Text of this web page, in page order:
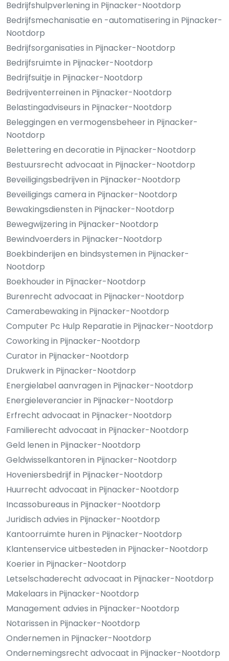
Bedrijfshulpverlening in Pijnacker-Nootdorp
Bedrijfsmechanisatie en -automatisering in Pijnacker-
Nootdorp
Bedrijfsorganisaties in Pijnacker-Nootdorp
Bedrijfsruimte in Pijnacker-Nootdorp
Bedrijfsuitje in Pijnacker-Nootdorp
Bedrijventerreinen in Pijnacker-Nootdorp
Belastingadviseurs in Pijnacker-Nootdorp
Beleggingen en vermogensbeheer in Pijnacker-
Nootdorp
Belettering en decoratie in Pijnacker-Nootdorp
Bestuursrecht advocaat in Pijnacker-Nootdorp
Beveiligingsbedrijven in Pijnacker-Nootdorp
Beveiligings camera in Pijnacker-Nootdorp
Bewakingsdiensten in Pijnacker-Nootdorp
Bewegwijzering in Pijnacker-Nootdorp
Bewindvoerders in Pijnacker-Nootdorp
Boekbinderijen en bindsystemen in Pijnacker-
Nootdorp
Boekhouder in Pijnacker-Nootdorp
Burenrecht advocaat in Pijnacker-Nootdorp
Camerabewaking in Pijnacker-Nootdorp
Computer Pc Hulp Reparatie in Pijnacker-Nootdorp
Coworking in Pijnacker-Nootdorp
Curator in Pijnacker-Nootdorp
Drukwerk in Pijnacker-Nootdorp
Energielabel aanvragen in Pijnacker-Nootdorp
Energieleverancier in Pijnacker-Nootdorp
Erfrecht advocaat in Pijnacker-Nootdorp
Familierecht advocaat in Pijnacker-Nootdorp
Geld lenen in Pijnacker-Nootdorp
Geldwisselkantoren in Pijnacker-Nootdorp
Hoveniersbedrijf in Pijnacker-Nootdorp
Huurrecht advocaat in Pijnacker-Nootdorp
Incassobureaus in Pijnacker-Nootdorp
Juridisch advies in Pijnacker-Nootdorp
Kantoorruimte huren in Pijnacker-Nootdorp
Klantenservice uitbesteden in Pijnacker-Nootdorp
Koerier in Pijnacker-Nootdorp
Letselschaderecht advocaat in Pijnacker-Nootdorp
Makelaars in Pijnacker-Nootdorp
Management advies in Pijnacker-Nootdorp
Notarissen in Pijnacker-Nootdorp
Ondernemen in Pijnacker-Nootdorp
Ondernemingsrecht advocaat in Pijnacker-Nootdorp